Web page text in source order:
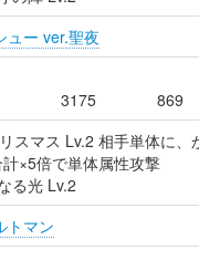
ュー ver.聖夜
3175 869
スマス Lv.2 相手単体に、
×5倍で単体属性攻撃
る光 Lv.2
トマン